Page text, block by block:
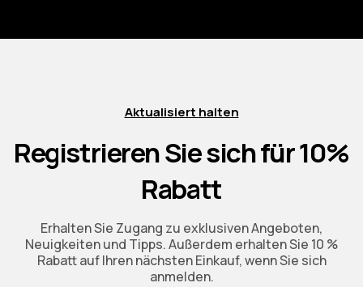
Aktualisiert halten
Registrieren Sie sich für 10%
Rabatt
Erhalten Sie Zugang zu exklusiven Angeboten,
Neuigkeiten und Tipps. Außerdem erhalten Sie 10 %
Rabatt auf Ihren nächsten Einkauf, wenn Sie sich
anmelden.